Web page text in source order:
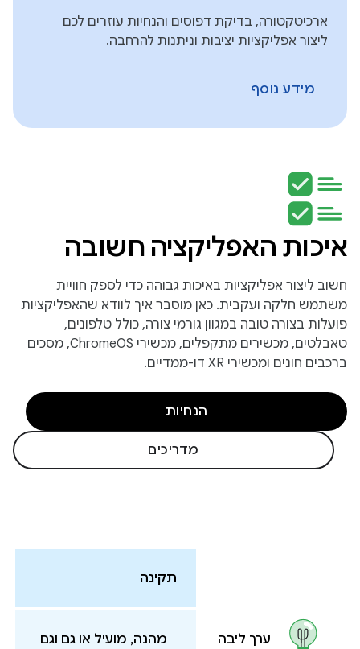
ארכיטקטורה, בדיקת דפוסים והנחיות עוזרים לכם
ליצור אפליקציות יציבות וניתנות להרחבה.
מידע נוסף
איכות האפליקציה חשובה
חשוב ליצור אפליקציות באיכות גבוהה כדי לספק חוויית
משתמש חלקה ועקבית. כאן מוסבר איך לוודא שהאפליקציות
פועלות בצורה טובה במגוון גורמי צורה, כולל טלפונים,
טאבלטים, מכשירים מתקפלים, מכשירי ChromeOS, מסכים
ברכבים חונים ומכשירי XR דו-ממדיים.
הנחיות
מדריכים
תקינה
ערך ליבה מהנה, מועיל או גם וגם